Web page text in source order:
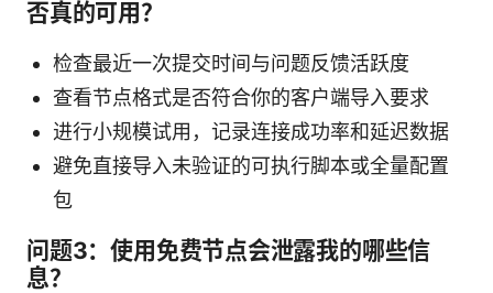
否真的可用？
检查最近一次提交时间与问题反馈活跃度
查看节点格式是否符合你的客户端导入要求
进行小规模试用，记录连接成功率和延迟数据
避免直接导入未验证的可执行脚本或全量配置
包
问题3：使用免费节点会泄露我的哪些信
息？